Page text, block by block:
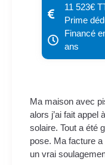
11 523€
Prime
Financé
ans
Ma maison avec
alors j’ai fait appel
solaire. Tout a été
pose. Ma facture a
un vrai